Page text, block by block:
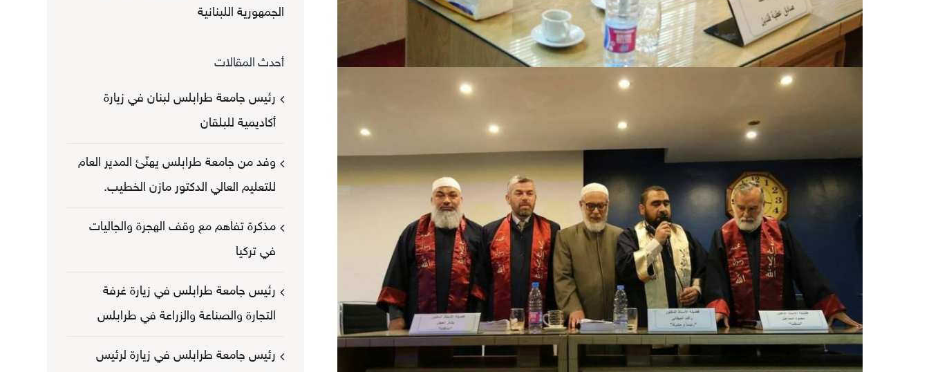
الجمهورية اللبنانية
أحدث المقالات
رئيس جامعة طرابلس لبنان في زيارة
أكاديمية للبلقان
وفد من جامعة طرابلس يهنّئ المدير العام
للتعليم العالي الدكتور مازن الخطيب.
مذكرة تفاهم مع وقف الهجرة والجاليات
في تركيا
رئيس جامعة طرابلس في زيارة غرفة
التجارة والصناعة والزراعة في طرابلس
رئيس جامعة طرابلس في زيارة لرئيس